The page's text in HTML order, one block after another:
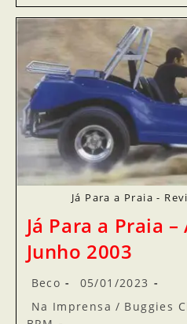
Já Para a Praia -
Já Para a Praia
Junho 2003
Beco
05/01/2023
Na Imprensa / Buggies